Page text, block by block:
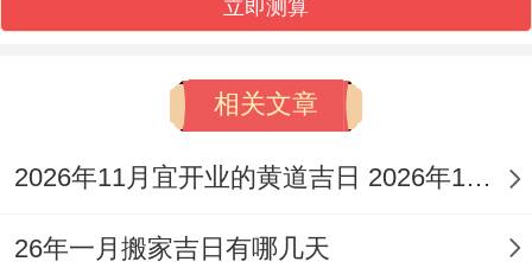
立即测算
相关文章
2026年11月宜开业的黄道吉日 2026年11月开张黄道吉日
26年一月搬家吉日有哪几天